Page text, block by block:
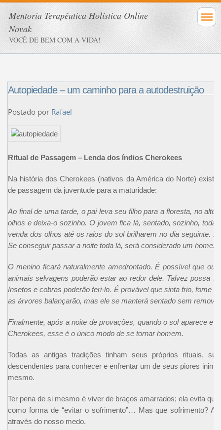
Mentoria Terapêutica Holística Online
Novak
VOCÊ DE BEM COM A VIDA!
Autopiedade – um caminho para a autodestruição
Postado por Rafael
Ritual de Passagem – Lenda dos índios Cherokees
Na história dos Cherokees (nativos da América do Norte)
de passagem da juventude para a maturidade:
Ao final de uma tarde, o pai leva seu filho para a floresta, no alto
olhos e deixa-o sozinho. O jovem fica lá, sentado, sozinho, toda
venda dos olhos até os raios do sol brilharem no dia seguinte.
Se conseguir passar a noite toda lá, será considerado um homem.
O menino ficará naturalmente amedrontado. É possível que
animais selvagens poderão estar ao redor dele. Talvez possa
Insetos e cobras poderão feri-lo. É provável que sinta frio, fome
as árvores balançarão, mas ele se manterá sentado sem
Finalmente, após a noite de provações, quando o sol aparece e
Cherokees, esse é o único modo de se tornar homem.
Todas as antigas tradições tinham seus próprios rituais,
descendentes para conhecer e enfrentar um de seus piores
mesmo.
Ter pena de si mesmo é viver de braços amarrados; ela evita
como forma de “evitar o sofrimento”… Mas que sofrimento?
através do nosso medo.